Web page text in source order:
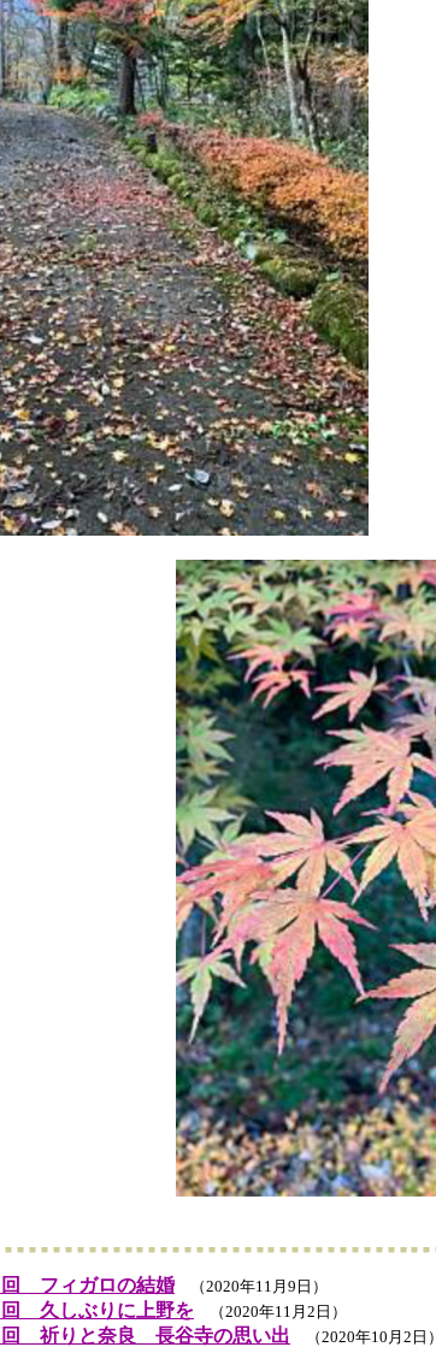
回 フィガロの結婚 （2020年11月9日）
回 久しぶりに上野を （2020年11月2日）
回 祈りと奈良 長谷寺の思い出 （2020年10月2日）